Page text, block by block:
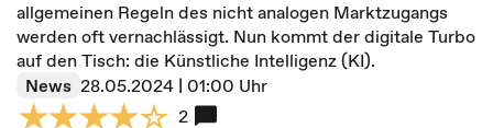
allgemeinen Regeln des nicht analogen Marktzugangs
werden oft vernachlässigt. Nun kommt der digitale Turbo
auf den Tisch: die Künstliche Intelligenz (KI).
News 28.05.2024 | 01:00 Uhr
2